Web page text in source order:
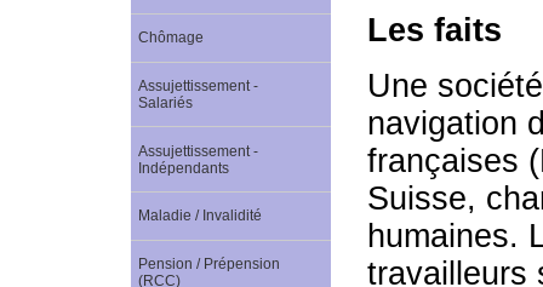
Les faits
Une
navigation
françaises
Suisse,
humaines.
travailleurs
Chômage
Assujettissement -
Salariés
Assujettissement -
Indépendants
Maladie / Invalidité
Pension / Prépension
(RCC)